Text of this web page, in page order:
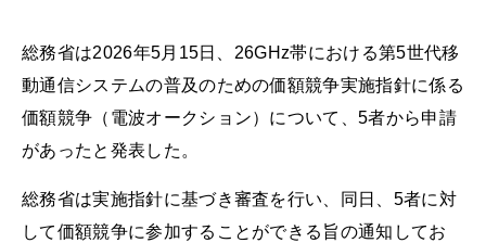
総務省は2026年5月15日、26GHz帯における第5世代移
動通信システムの普及のための価額競争実施指針に係る
価額競争（電波オークション）について、5者から申請
があったと発表した。
総務省は実施指針に基づき審査を行い、同日、5者に対
して価額競争に参加することができる旨の通知してお